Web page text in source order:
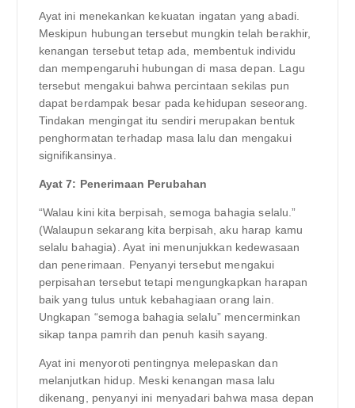
Ayat ini menekankan kekuatan ingatan yang abadi.
Meskipun hubungan tersebut mungkin telah berakhir,
kenangan tersebut tetap ada, membentuk individu
dan mempengaruhi hubungan di masa depan. Lagu
tersebut mengakui bahwa percintaan sekilas pun
dapat berdampak besar pada kehidupan seseorang.
Tindakan mengingat itu sendiri merupakan bentuk
penghormatan terhadap masa lalu dan mengakui
signifikansinya.
Ayat 7: Penerimaan Perubahan
“Walau kini kita berpisah, semoga bahagia selalu.”
(Walaupun sekarang kita berpisah, aku harap kamu
selalu bahagia). Ayat ini menunjukkan kedewasaan
dan penerimaan. Penyanyi tersebut mengakui
perpisahan tersebut tetapi mengungkapkan harapan
baik yang tulus untuk kebahagiaan orang lain.
Ungkapan “semoga bahagia selalu” mencerminkan
sikap tanpa pamrih dan penuh kasih sayang.
Ayat ini menyoroti pentingnya melepaskan dan
melanjutkan hidup. Meski kenangan masa lalu
dikenang, penyanyi ini menyadari bahwa masa depan